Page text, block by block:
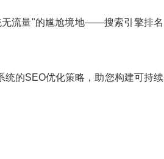
无流量"的尴尬境地——搜索引擎排名
统的SEO优化策略，助您构建可持续